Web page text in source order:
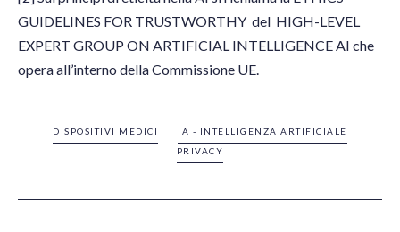
GUIDELINES FOR TRUSTWORTHY del HIGH-LEVEL
EXPERT GROUP ON ARTIFICIAL INTELLIGENCE AI che
opera all’interno della Commissione UE.
DISPOSITIVI MEDICI
IA - INTELLIGENZA ARTIFICIALE
PRIVACY